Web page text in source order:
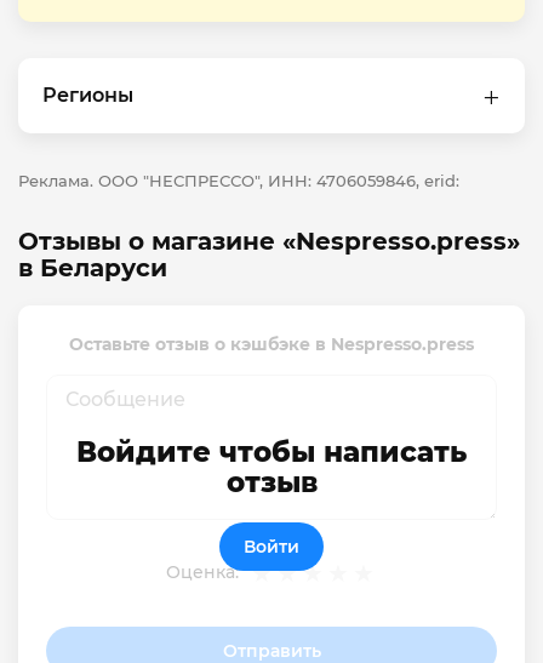
Регионы
Реклама. ООО "НЕСПРЕССО", ИНН: 4706059846, erid:
Отзывы о магазине «Nespresso.press»
в Беларуси
Оставьте отзыв о кэшбэке в Nespresso.press
Оценка:
Отправить
Войдите чтобы написать
отзыв
Войти